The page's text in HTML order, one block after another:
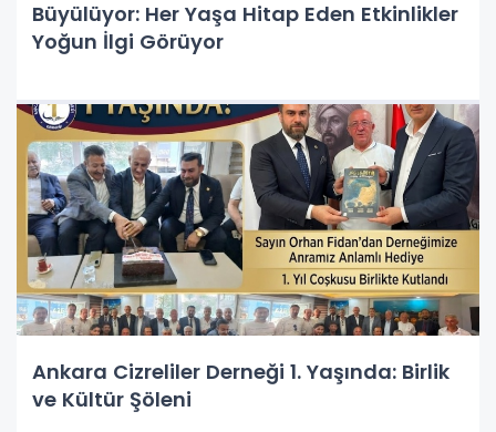
Büyülüyor: Her Yaşa Hitap Eden Etkinlikler
Yoğun İlgi Görüyor
Ankara Cizreliler Derneği 1. Yaşında: Birlik
ve Kültür Şöleni